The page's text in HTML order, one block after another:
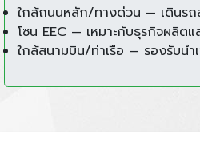
ใกล้ถนนหลัก/ทางด่วน — เดินรถ
โซน EEC — เหมาะกับธุรกิจผลิตแ
ใกล้สนามบิน/ท่าเรือ — รองรับนำ